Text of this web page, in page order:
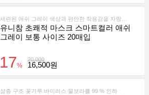
유니참 초쾌적 마스크 스마트컬러 애쉬
그레이 보통 사이즈 20매입
20,000
17% 16,500원
삼층 구조 꽃가루 바이러스 물보라를 99 % 인하